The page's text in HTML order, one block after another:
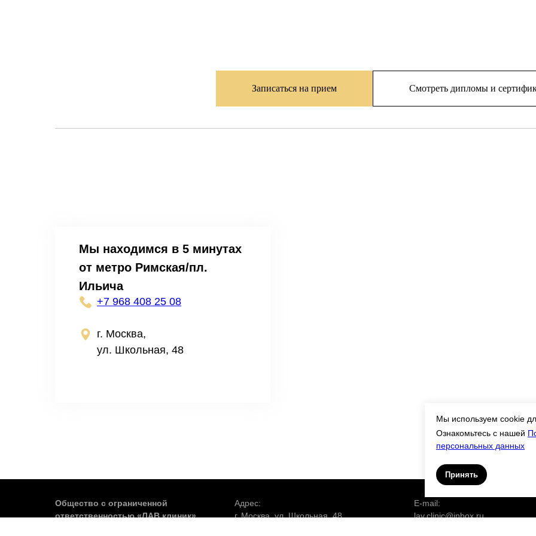
Мы используем cookie
Ознакомьтесь с нашей
персональных данных
Принять
Записаться на прием Смотреть дипломы и
Мы находимся в 5 минутах
от метро Римская/пл.
Ильича
+7 968 408 25 08
г. Москва,
ул. Школьная, 48
Общество с ограниченной
ответственностью «ЛАВ клиник»
Адрес:
г. Москва, ул. Школьная, 48
E-mail:
lav.clinic@inbox.ru